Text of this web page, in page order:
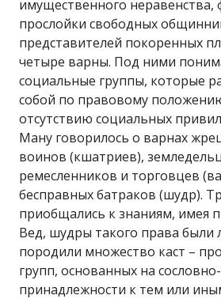
имущественного
прослойки свободных
представителей покоренных
четыре варны. Под ними
социальные группы, которые
собой по правовому
отсутствию социальных
Ману говорилось о варнах
воинов (кшатриев),
ремесленников и торговцев
бесправных батраков (шудр).
приобщались к знаниям, имея
Вед, шудры такого права
породили множество каст –
групп, основанных на
принадлежности к тем или